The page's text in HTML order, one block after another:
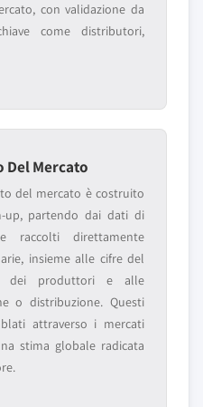
con validazione da
come distributori,
Mercato
del mercato è costruito
up, partendo dai dati di
raccolti direttamente
insieme alle cifre del
dei produttori e alle
o distribuzione. Questi
attraverso i mercati
stima globale radicata